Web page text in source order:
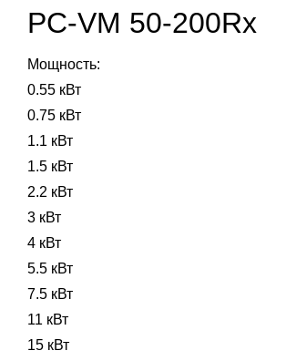
PC-VM 50-200Rx
Мощность:
0.55 кВт
0.75 кВт
1.1 кВт
1.5 кВт
2.2 кВт
3 кВт
4 кВт
5.5 кВт
7.5 кВт
11 кВт
15 кВт